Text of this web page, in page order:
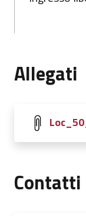
Allegati
Contatti